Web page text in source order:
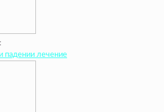
падении лечение